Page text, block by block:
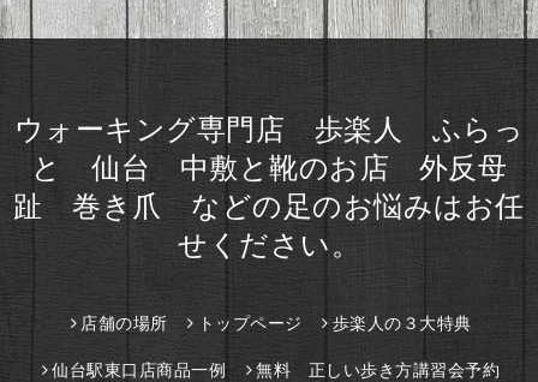
ウォーキング専門店 歩楽人 ふらっ
と 仙台 中敷と靴のお店 外反母
趾 巻き爪 などの足のお悩みはお任
せください。
店舗の場所 トップページ 歩楽人の３大特典
仙台駅東口店商品一例 無料 正しい歩き方講習会予約